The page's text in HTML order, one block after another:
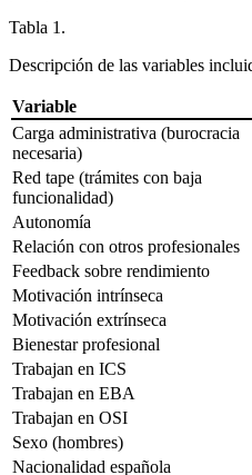
Tabla 1.
Descripción de las variables
Variable
Carga administrativa (burocracia
necesaria)
Red tape (trámites con baja
funcionalidad)
Autonomía
Relación con otros profesionales
Feedback sobre rendimiento
Motivación intrínseca
Motivación extrínseca
Bienestar profesional
Trabajan en ICS
Trabajan en EBA
Trabajan en OSI
Sexo (hombres)
Nacionalidad española